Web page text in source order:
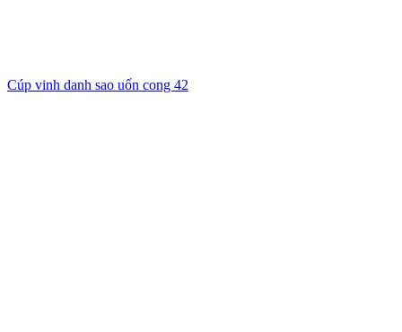
Cúp vinh danh sao uốn cong 42